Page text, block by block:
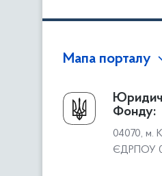
Мапа порталу
Про Фонд
Керівництво
Структура Фонду
Територіальні
Фонду:
04070, м.
ЄДРПОУ